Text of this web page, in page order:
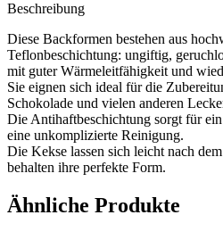
Beschreibung
Diese Backformen bestehen aus
Teflonbeschichtung: ungiftig,
mit guter Wärmeleitfähigkeit und
Sie eignen sich ideal für die
Schokolade und vielen anderen
Die Antihaftbeschichtung sorgt für
eine unkomplizierte Reinigung.
Die Kekse lassen sich leicht nach
behalten ihre perfekte Form.
Ähnliche Produkte